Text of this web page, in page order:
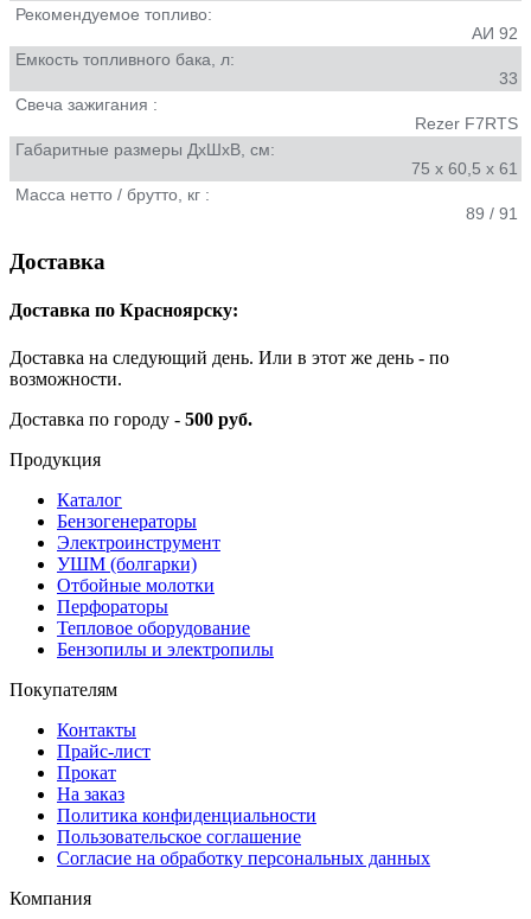
Рекомендуемое топливо:
АИ 92
Емкость топливного бака, л:
33
Свеча зажигания :
Rezer F7RTS
Габаритные размеры ДxШxВ, см:
75 x 60,5 x 61
Масса нетто / брутто, кг :
89 / 91
Доставка
Доставка по Красноярску:
Доставка на следующий день. Или в этот же день - по
возможности.
Доставка по городу - 500 руб.
Продукция
Каталог
Бензогенераторы
Электроинструмент
УШМ (болгарки)
Отбойные молотки
Перфораторы
Тепловое оборудование
Бензопилы и электропилы
Покупателям
Контакты
Прайс-лист
Прокат
На заказ
Политика конфиденциальности
Пользовательское соглашение
Согласие на обработку персональных данных
Компания